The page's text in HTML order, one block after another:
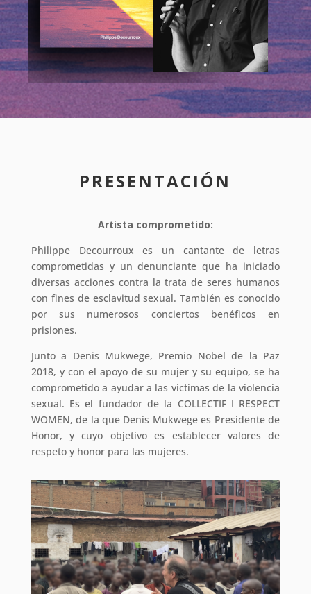
PRESENTACIÓN
Artista comprometido:
Philippe Decourroux es un cantante de letras
comprometidas y un denunciante que ha iniciado
diversas acciones contra la trata de seres humanos
con fines de esclavitud sexual. También es conocido
por sus numerosos conciertos benéficos en
prisiones.
Junto a Denis Mukwege, Premio Nobel de la Paz
2018, y con el apoyo de su mujer y su equipo, se ha
comprometido a ayudar a las víctimas de la violencia
sexual. Es el fundador de la COLLECTIF I RESPECT
WOMEN, de la que Denis Mukwege es Presidente de
Honor, y cuyo objetivo es establecer valores de
respeto y honor para las mujeres.